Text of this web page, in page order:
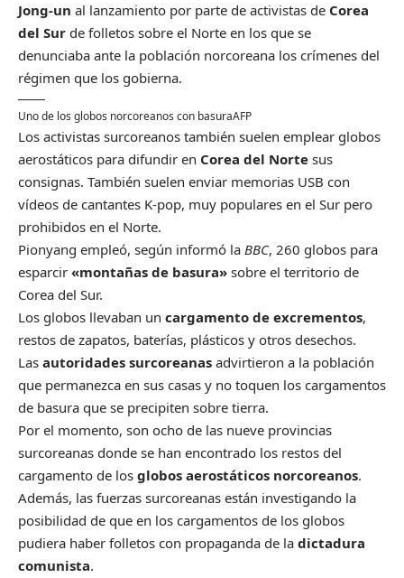
Jong-un al lanzamiento por parte de activistas de Corea
del Sur de folletos sobre el Norte en los que se
denunciaba ante la población norcoreana los crímenes del
régimen que los gobierna.
Uno de los globos norcoreanos con basuraAFP
Los activistas surcoreanos también suelen emplear globos
aerostáticos para difundir en Corea del Norte sus
consignas. También suelen enviar memorias USB con
vídeos de cantantes K-pop, muy populares en el Sur pero
prohibidos en el Norte.
Pionyang empleó, según informó la BBC, 260 globos para
esparcir «montañas de basura» sobre el territorio de
Corea del Sur.
Los globos llevaban un cargamento de excrementos,
restos de zapatos, baterías, plásticos y otros desechos.
Las autoridades surcoreanas advirtieron a la población
que permanezca en sus casas y no toquen los cargamentos
de basura que se precipiten sobre tierra.
Por el momento, son ocho de las nueve provincias
surcoreanas donde se han encontrado los restos del
cargamento de los globos aerostáticos norcoreanos.
Además, las fuerzas surcoreanas están investigando la
posibilidad de que en los cargamentos de los globos
pudiera haber folletos con propaganda de la dictadura
comunista.